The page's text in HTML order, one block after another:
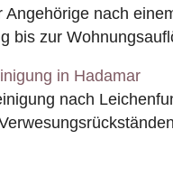
Angehörige nach
bis zur
in Hadamar
nach